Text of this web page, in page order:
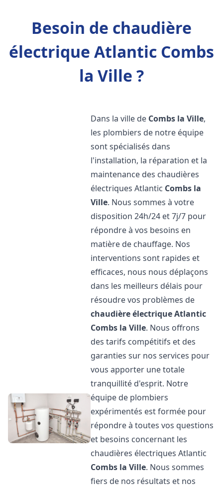
Besoin de chaudière
électrique Atlantic Combs
la Ville ?
Dans la ville de Combs la Ville,
les plombiers de notre équipe
sont spécialisés dans
l'installation, la réparation et la
maintenance des chaudières
électriques Atlantic Combs la
Ville. Nous sommes à votre
disposition 24h/24 et 7j/7 pour
répondre à vos besoins en
matière de chauffage. Nos
interventions sont rapides et
efficaces, nous nous déplaçons
dans les meilleurs délais pour
résoudre vos problèmes de
chaudière électrique Atlantic
Combs la Ville. Nous offrons
des tarifs compétitifs et des
garanties sur nos services pour
vous apporter une totale
tranquillité d'esprit. Notre
équipe de plombiers
expérimentés est formée pour
répondre à toutes vos questions
et besoins concernant les
chaudières électriques Atlantic
Combs la Ville. Nous sommes
fiers de nos résultats et nos